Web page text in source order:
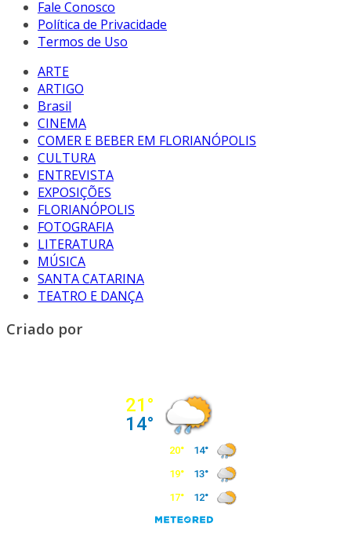
Fale Conosco
Política de Privacidade
Termos de Uso
ARTE
ARTIGO
Brasil
CINEMA
COMER E BEBER EM FLORIANÓPOLIS
CULTURA
ENTREVISTA
EXPOSIÇÕES
FLORIANÓPOLIS
FOTOGRAFIA
LITERATURA
MÚSICA
SANTA CATARINA
TEATRO E DANÇA
Criado por